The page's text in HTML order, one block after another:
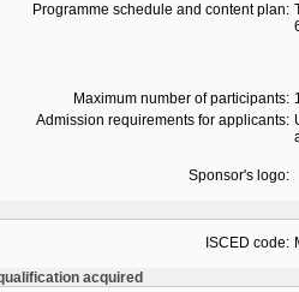
Programme schedule and content plan:
Maximum number of participants:
Admission requirements for applicants:
Sponsor's logo:
ISCED code:
acquired